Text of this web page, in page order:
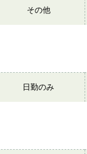
その他
日勤のみ